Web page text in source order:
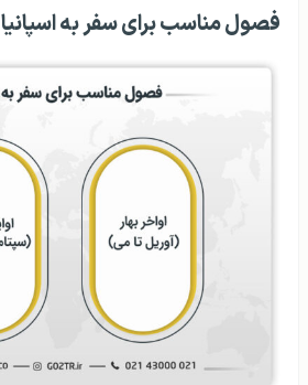
فصول مناسب برای سفر به اسپانیا